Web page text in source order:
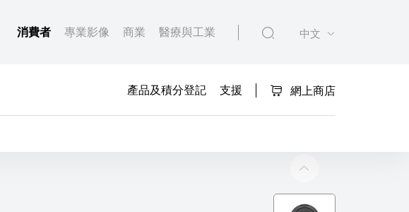
消費者 專業影像 商業 醫療與工業 中文
產品及積分登記 支援 網上商店